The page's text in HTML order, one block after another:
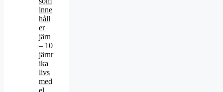
inne
håll
er
järn
– 10
järnr
ika
livs
med
el